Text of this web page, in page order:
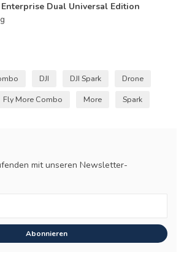
Enterprise Dual Universal Edition
DJI DJI Spark
Drone
Fly More Combo More Spark
mit unseren Newsletter-
Abonnieren